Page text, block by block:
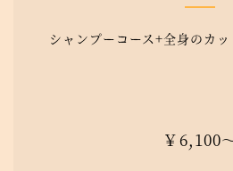
シャンプーコース+全身のカッ
￥6,100